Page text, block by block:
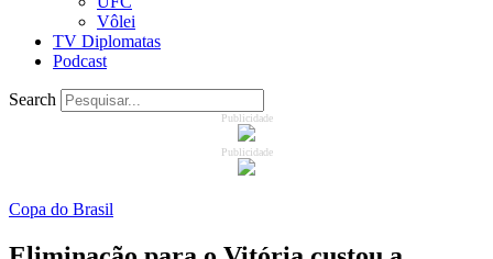
Vôlei
TV Diplomatas
Podcast
Search
Publicidade
Publicidade
Copa do Brasil